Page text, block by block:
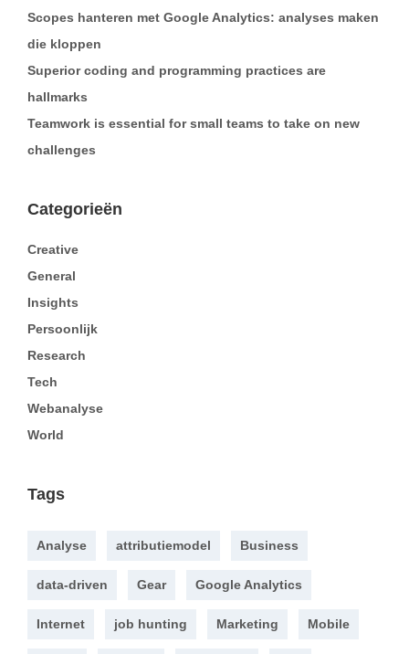
Scopes hanteren met Google Analytics: analyses maken
die kloppen
Superior coding and programming practices are
hallmarks
Teamwork is essential for small teams to take on new
challenges
Categorieën
Creative
General
Insights
Persoonlijk
Research
Tech
Webanalyse
World
Tags
Analyse attributiemodel Business
data-driven Gear Google Analytics
Internet job hunting Marketing Mobile